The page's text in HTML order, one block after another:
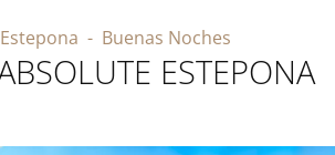
Estepona - Buenas Noches
ESTEPONA